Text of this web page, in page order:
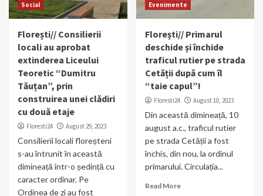
Social
Florești// Consilierii
locali au aprobat
extinderea Liceului
Teoretic “Dumitru
Tăuțan”, prin
construirea unei clădiri
cu două etaje
Floresti24 August 29, 2023
Consilierii locali floreșteni
s-au întrunit în această
dimineață într-o ședință cu
caracter ordinar. Pe
Ordinea de zi au fost
Evenimente
Florești// Primarul
deschide și închide
traficul rutier pe strada
Cetății după cum îl
“taie capul”!
Floresti24 August 10, 2023
Din această dimineață, 10
august a.c., traficul rutier
pe strada Cetății a fost
închis, din nou, la ordinul
primarului. Circulația...
Read More